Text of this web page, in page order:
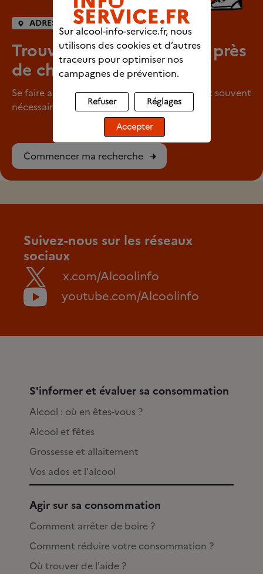
ADRESSES UTILES
Trouver un professionnel près
de chez vous
Se faire aider pour arrêter de consommer est souvent
nécessaire.
Commencer ma recherche
Suivez-nous sur les réseaux
sociaux
x.com/Alcoolinfo
youtube.com/Alcoolinfo
S'informer et évaluer sa consommation
Alcool : où en êtes-vous ?
Alcool et fêtes
Grossesse et allaitement
Vos ados et l'alcool
Agir sur sa consommation
Comment arrêter de boire ?
Comment réduire votre consommation ?
Où trouver de l'aide ?
Sur alcool-info-service.fr, nous
utilisons des cookies et d’autres
traceurs pour optimiser nos
campagnes de prévention.
Refuser Réglages
Accepter